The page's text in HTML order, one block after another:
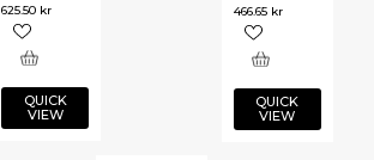
466.65 kr
QUICK
VIEW
625.50 kr
QUICK
VIEW